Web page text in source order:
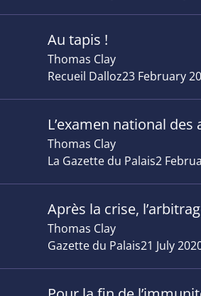
Au tapis !
Thomas Clay
Recueil Dalloz23 February
L’examen national
Thomas Clay
La Gazette du Palais2
Après la crise,
Thomas Clay
Gazette du Palais21 July